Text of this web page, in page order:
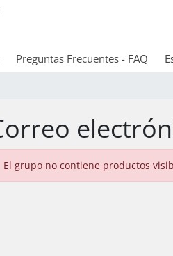
Preguntas Frecuentes - FAQ
El grupo no contiene productos